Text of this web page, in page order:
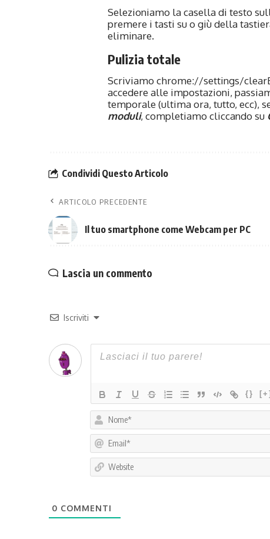
Selezioniamo la casella di testo
premere i tasti su o giù della
eliminare.
Pulizia totale
Scriviamo chrome://settings/
accedere alle impostazioni,
temporale (ultima ora, tutto, ecc),
moduli, completiamo cliccando su
Condividi Questo Articolo
ARTICOLO PRECEDENTE
Il tuo smartphone come Webcam per PC
Lascia un commento
Iscriviti
{} [+]
0 COMMENTI